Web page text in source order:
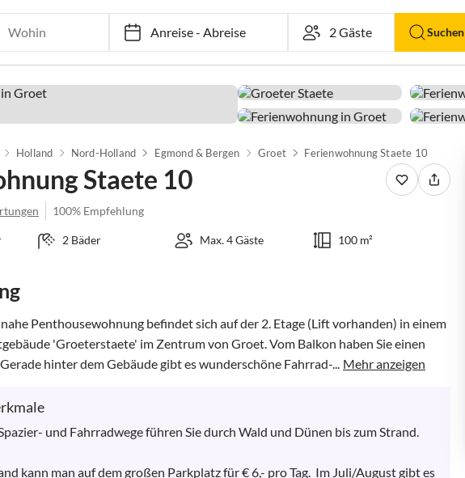
Anreise-Abreise Suchen
Holland Nord-Holland Egmond & Bergen Groet Ferienwohnung Staete 10
Staete 10
100% Empfehlung
2 Bäder Max. 4 Gäste 100 m²
Penthousewohnung befindet sich auf der 2. Etage (Lift vorhanden) in einem
'Groeterstaete' im Zentrum von Groet. Vom Balkon haben Sie einen
hinter dem Gebäude gibt es wunderschöne Fahrrad-... Mehr anzeigen
und Fahrradwege führen Sie durch Wald und Dünen bis zum Strand.
kann man auf dem großen Parkplatz für € 6,- pro Tag.  Im Juli/August gibt es